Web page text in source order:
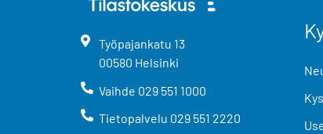
Työpajankatu 13
00580 Helsinki
Vaihde 029 551 1000
Tietopalvelu 029 551 2220